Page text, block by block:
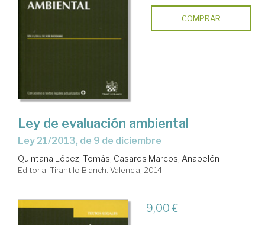
COMPRAR
Ley de evaluación ambiental
Ley 21/2013, de 9 de diciembre
Quintana López, Tomás; Casares Marcos, Anabelén
Editorial Tirant lo Blanch. Valencia, 2014
9,00 €